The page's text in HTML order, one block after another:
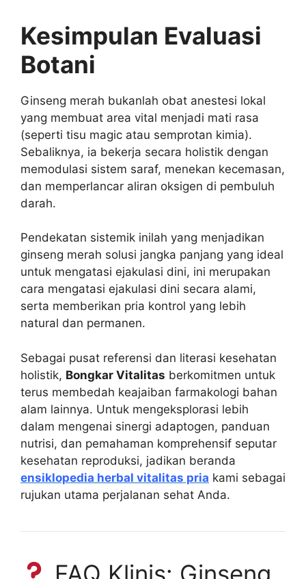
Kesimpulan Evaluasi
Botani
Ginseng merah bukanlah obat anestesi lokal
yang membuat area vital menjadi mati rasa
(seperti tisu magic atau semprotan kimia).
Sebaliknya, ia bekerja secara holistik dengan
memodulasi sistem saraf, menekan kecemasan,
dan memperlancar aliran oksigen di pembuluh
darah.
Pendekatan sistemik inilah yang menjadikan
ginseng merah solusi jangka panjang yang ideal
untuk mengatasi ejakulasi dini, ini merupakan
cara mengatasi ejakulasi dini secara alami,
serta memberikan pria kontrol yang lebih
natural dan permanen.
Sebagai pusat referensi dan literasi kesehatan
holistik, Bongkar Vitalitas berkomitmen untuk
terus membedah keajaiban farmakologi bahan
alam lainnya. Untuk mengeksplorasi lebih
dalam mengenai sinergi adaptogen, panduan
nutrisi, dan pemahaman komprehensif seputar
kesehatan reproduksi, jadikan beranda
ensiklopedia herbal vitalitas pria kami sebagai
rujukan utama perjalanan sehat Anda.